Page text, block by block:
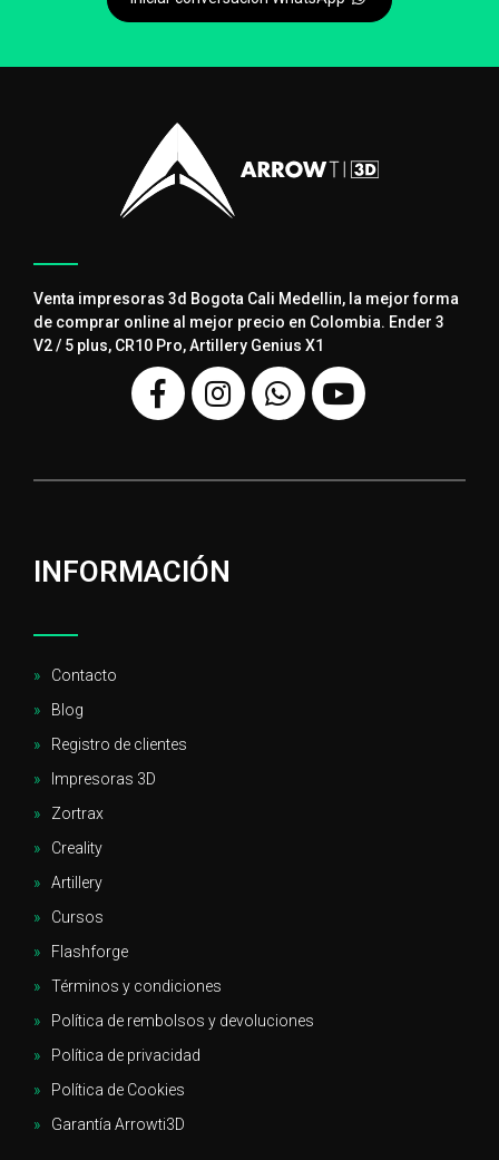
Venta impresoras 3d Bogota Cali Medellin, la mejor forma
de comprar online al mejor precio en Colombia. Ender 3
V2 / 5 plus, CR10 Pro, Artillery Genius X1
INFORMACIÓN
Contacto
Blog
Registro de clientes
Impresoras 3D
Zortrax
Creality
Artillery
Cursos
Flashforge
Términos y condiciones
Política de rembolsos y devoluciones
Política de privacidad
Política de Cookies
Garantía Arrowti3D